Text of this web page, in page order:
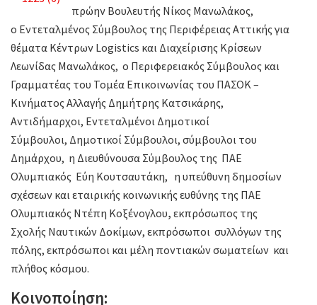
πρώην Βουλευτής Νίκος Μανωλάκος,
ο Εντεταλμένος Σύμβουλος της Περιφέρειας Αττικής για
θέματα Κέντρων Logistics και Διαχείρισης Κρίσεων
Λεωνίδας Μανωλάκος, ο Περιφερειακός Σύμβουλος και
Γραμματέας του Τομέα Επικοινωνίας του ΠΑΣΟΚ –
Κινήματος Αλλαγής Δημήτρης Κατσικάρης,
Αντιδήμαρχοι, Εντεταλμένοι Δημοτικοί
Σύμβουλοι, Δημοτικοί Σύμβουλοι, σύμβουλοι του
Δημάρχου, η Διευθύνουσα Σύμβουλος της ΠΑΕ
Ολυμπιακός Εύη Κουτσαυτάκη, η υπεύθυνη δημοσίων
σχέσεων και εταιρικής κοινωνικής ευθύνης της ΠΑΕ
Ολυμπιακός Ντέπη Κοξένογλου, εκπρόσωπος της
Σχολής Ναυτικών Δοκίμων, εκπρόσωποι συλλόγων της
πόλης, εκπρόσωποι και μέλη ποντιακών σωματείων και
πλήθος κόσμου.
Κοινοποίηση: